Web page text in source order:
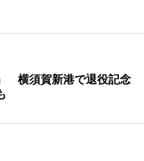
横須賀新港で退役記念